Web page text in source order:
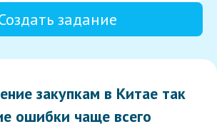
задание
закупкам в Китае так
ошибки чаще всего